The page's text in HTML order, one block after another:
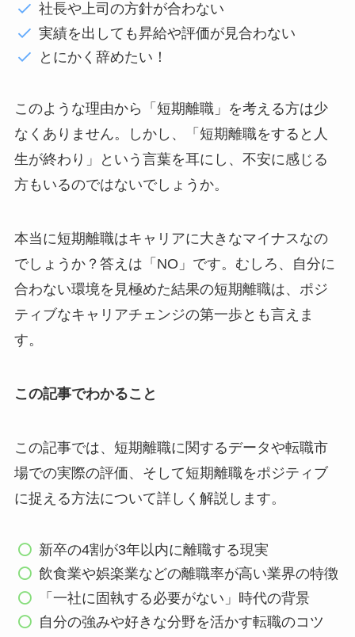
社長や上司の方針が合わない
実績を出しても昇給や評価が見合わない
とにかく辞めたい！
このような理由から「短期離職」を考える方は少
なくありません。しかし、「短期離職をすると人
生が終わり」という言葉を耳にし、不安に感じる
方もいるのではないでしょうか。
本当に短期離職はキャリアに大きなマイナスなの
でしょうか？答えは「NO」です。むしろ、自分に
合わない環境を見極めた結果の短期離職は、ポジ
ティブなキャリアチェンジの第一歩とも言えま
す。
この記事でわかること
この記事では、短期離職に関するデータや転職市
場での実際の評価、そして短期離職をポジティブ
に捉える方法について詳しく解説します。
新卒の4割が3年以内に離職する現実
飲食業や娯楽業などの離職率が高い業界の特徴
「一社に固執する必要がない」時代の背景
自分の強みや好きな分野を活かす転職のコツ